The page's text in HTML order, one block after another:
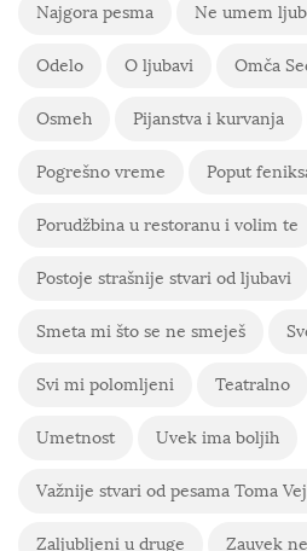
Najgora pesma Ne umem
Odelo O ljubavi Omča
Osmeh Pijanstva i kurvanja
Pogrešno vreme Poput
Porudžbina u restoranu i volim te
Postoje strašnije stvari od ljubavi
Smeta mi što se ne smeješ
Svi mi polomljeni Teatralno
Umetnost Uvek ima boljih
Važnije stvari od pesama Toma
Zaljubljeni u druge Zauvek